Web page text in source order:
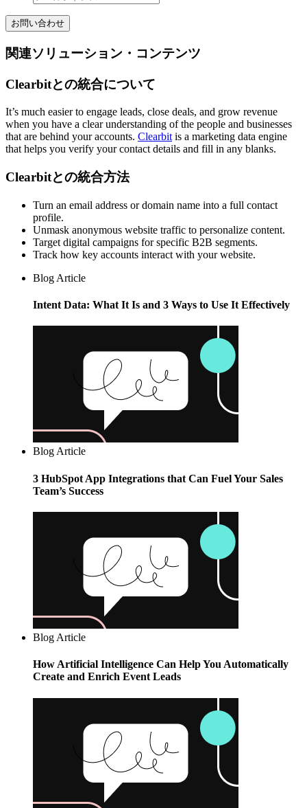
お問い合わせ
関連ソリューション・コンテンツ
Clearbitとの統合について
It’s much easier to engage leads, close deals, and grow revenue
when you have a clear understanding of the people and businesses
that are behind your accounts. Clearbitis a marketing data engine
that helps you verify your contact details and fill in any blanks.
Clearbitとの統合方法
Turn an email address or domain name into a full contact
profile.
Unmask anonymous website traffic to personalize content.
Target digital campaigns for specific B2B segments.
Track how key accounts interact with your website.
Blog Article
Intent Data: What It Is and 3 Ways to Use It Effectively
Blog Article
3 HubSpot App Integrations that Can Fuel Your Sales
Team’s Success
Blog Article
How Artificial Intelligence Can Help You Automatically
Create and Enrich Event Leads